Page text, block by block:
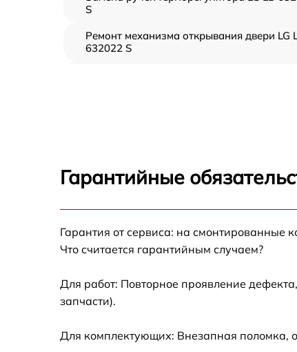
S
Ремонт механизма открывания двери LG
632022 S
Замена термодатчика LG LB 632022 S
Гарантийные
Гарантия от сервиса: на смонтированные
Что считается гарантийным случаем?
Для работ: Повторное проявление
запчасти).
Для комплектующих: Внезапная поломка,